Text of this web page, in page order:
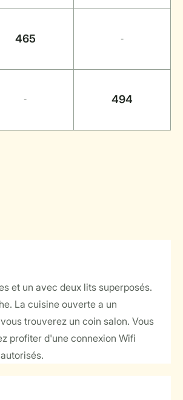
465 -
- 494
et un avec deux lits superposés.
La cuisine ouverte a un
trouverez un coin salon. Vous
profiter d'une connexion Wifi